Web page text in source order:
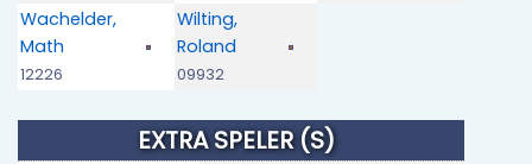
Wachelder,
Math
12226
Wilting,
Roland
09932
EXTRA SPELER (S)